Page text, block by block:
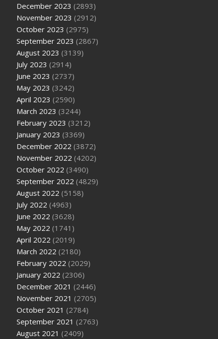
December 2023 (2893)
November 2023 (2912)
October 2023 (2975)
September 2023 (2867)
August 2023 (3139)
July 2023 (2914)
June 2023 (2737)
May 2023 (3242)
April 2023 (2590)
March 2023 (3244)
February 2023 (3212)
January 2023 (3369)
December 2022 (3872)
November 2022 (4202)
October 2022 (3490)
September 2022 (4829)
August 2022 (5158)
July 2022 (4963)
June 2022 (3628)
May 2022 (1741)
April 2022 (2019)
March 2022 (2180)
February 2022 (2029)
January 2022 (2306)
December 2021 (2446)
November 2021 (2705)
October 2021 (2784)
September 2021 (2763)
August 2021 (2409)